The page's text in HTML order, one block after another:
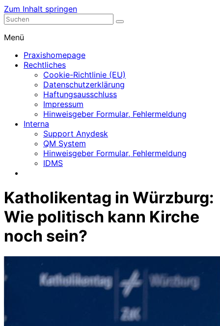
Zum Inhalt springen
Nephrologische Praxis mit Dialyse
Menü
Praxishomepage
Rechtliches
Cookie-Richtlinie (EU)
Datenschutzerklärung
Haftungsausschluss
Impressum
Hinweisgeber Formular, Fehlermeldung
Interna
Support Anydesk
QM System
Hinweisgeber Formular, Fehlermeldung
IDMS
Katholikentag in Würzburg:
Wie politisch kann Kirche
noch sein?